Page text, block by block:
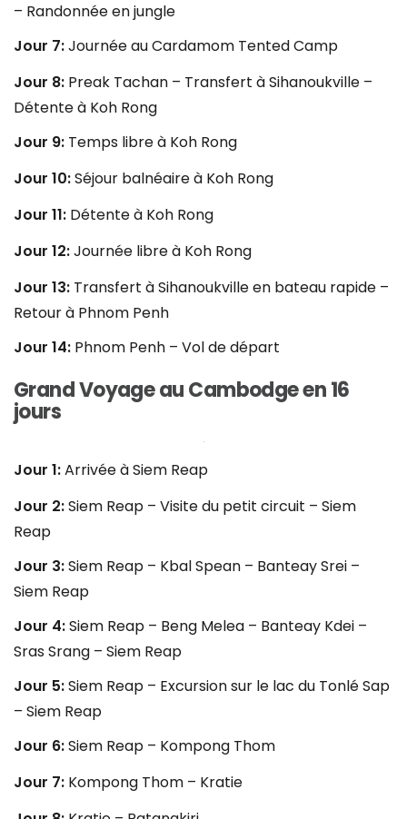
– Randonnée en jungle
Jour 7:Journée au Cardamom Tented Camp
Jour 8: Preak Tachan – Transfert à Sihanoukville –
Détente à Koh Rong
Jour 9: Temps libre à Koh Rong
Jour 10:Séjour balnéaire à Koh Rong
Jour 11: Détente à Koh Rong
Jour 12:Journée libre à Koh Rong
Jour 13: Transfert à Sihanoukville en bateau rapide –
Retour à Phnom Penh
Jour 14: Phnom Penh – Vol de départ
Grand Voyage au Cambodge en 16
jours
Jour 1:Arrivée à Siem Reap
Jour 2:Siem Reap – Visite du petit circuit – Siem
Reap
Jour 3:Siem Reap – Kbal Spean – Banteay Srei –
Siem Reap
Jour 4:Siem Reap – Beng Melea – Banteay Kdei –
Sras Srang – Siem Reap
Jour 5:Siem Reap – Excursion sur le lac du Tonlé Sap
– Siem Reap
Jour 6:Siem Reap – Kompong Thom
Jour 7: Kompong Thom – Kratie